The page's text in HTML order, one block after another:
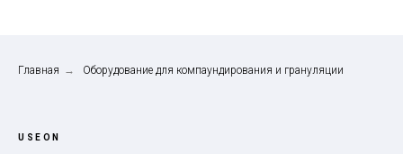
Главная → Оборудование для компаундирования и грануляции
USEON